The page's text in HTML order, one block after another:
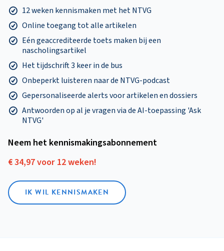
12 weken kennismaken met het NTVG
Online toegang tot alle artikelen
Eén geaccrediteerde toets maken bij een
nascholingsartikel
Het tijdschrift 3 keer in de bus
Onbeperkt luisteren naar de NTVG-podcast
Gepersonaliseerde alerts voor artikelen en dossiers
Antwoorden op al je vragen via de AI-toepassing 'Ask
NTVG'
Neem het kennismakings­abonnement
€ 34,97 voor 12 weken!
IK WIL KENNISMAKEN